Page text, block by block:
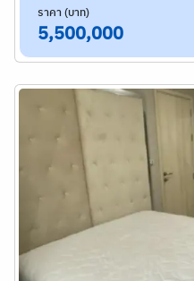
ราคา (บาท)
5,500,000